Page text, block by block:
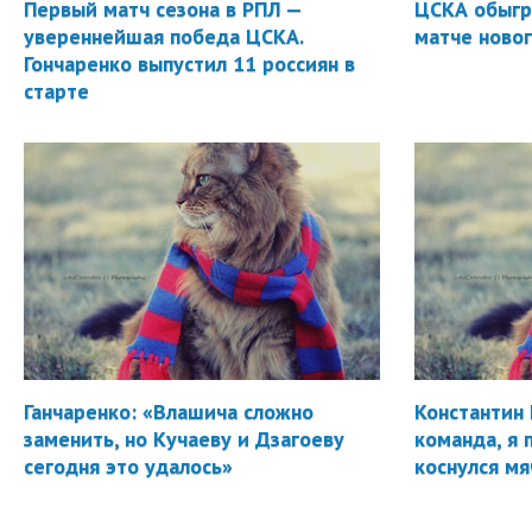
Первый матч сезона в РПЛ —
увереннейшая победа ЦСКА.
Гончаренко выпустил 11 россиян в
старте
ЦСКА
матче
Ганчаренко: «Влашича сложно
заменить, но Кучаеву и Дзагоеву
сегодня это удалось»
Константин
команда, я
коснулся